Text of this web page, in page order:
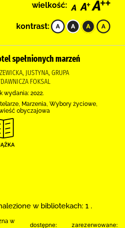
wielkość:
kontrast:
spełnionych marzeń
JUSTYNA, GRUPA
FOKSAL
wydania: 2022.
Marzenia, Wybory życiowe,
obyczajowa
w bibliotekach: 1 .
w
dostępne: zarezerwowane: